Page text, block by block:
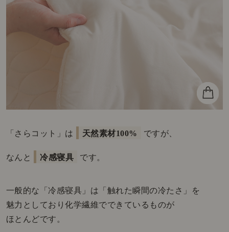
「さらコット」は 天然素材100% ですが、
なんと 冷感寝具 です。
一般的な「冷感寝具」は「触れた瞬間の冷たさ」を
魅力としており化学繊維でできているものが
ほとんどです。